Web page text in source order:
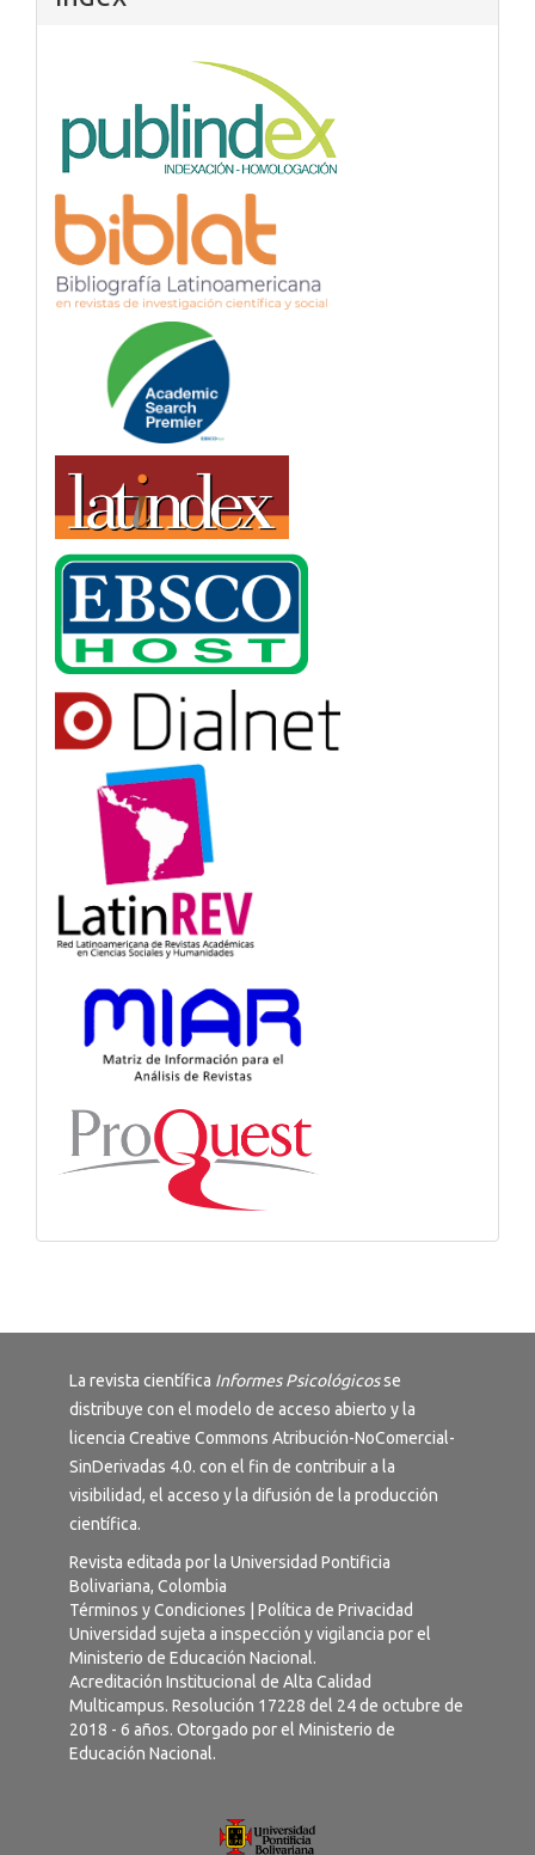
La revista científica Informes Psicológicosse
distribuye con el modelo de acceso abierto y la
licencia Creative Commons Atribución-NoComercial-
SinDerivadas 4.0. con el fin de contribuir a la
visibilidad, el acceso y la difusión de la producción
científica.
Revista editada por la Universidad Pontificia
Bolivariana, Colombia
Términos y Condiciones
Política de Privacidad
Universidad sujeta a inspección y vigilancia por el
Ministerio de Educación Nacional.
Acreditación Institucional de Alta Calidad
Multicampus. Resolución 17228 del 24 de octubre de
2018 - 6 años. Otorgado por el Ministerio de
Educación Nacional.